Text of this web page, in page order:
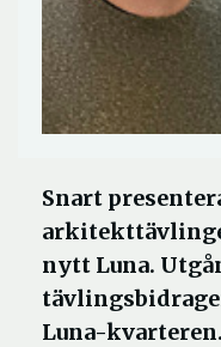
Snart
nytt Luna.
Luna-